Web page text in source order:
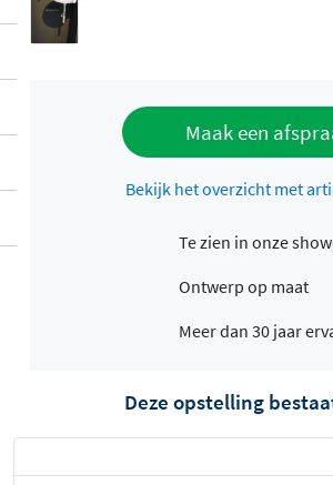
Maak een
Bekijk het overzicht met
Te zien in onze
Ontwerp op maat
Meer dan 30 jaar
Deze opstelling